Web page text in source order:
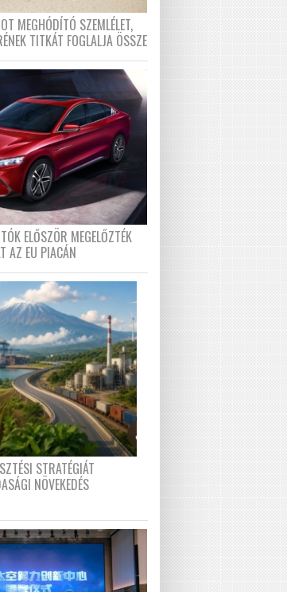
MEGHÓDÍTÓ SZEMLÉLET,
TITKÁT FOGLALJA ÖSSZE
ELŐSZÖR MEGELŐZTÉK
AZ EU PIACÁN
STRATÉGIÁT
NÖVEKEDÉS